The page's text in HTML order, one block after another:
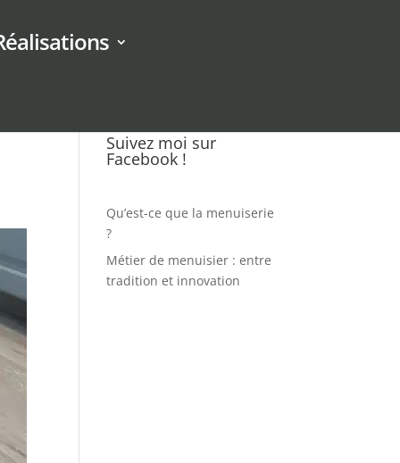
Suivez moi sur
Facebook !
Qu’est-ce que la menuiserie
?
Métier de menuisier : entre
tradition et innovation